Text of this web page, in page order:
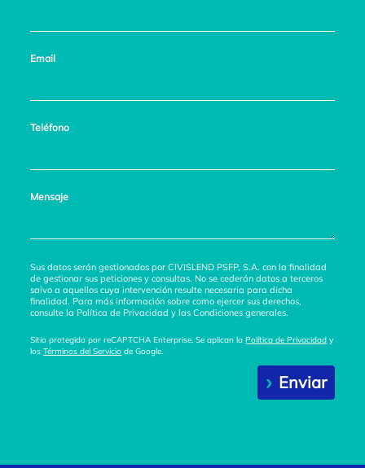
Email
Teléfono
Mensaje
Sus datos serán gestionados por CIVISLEND PSFP, S.A. con la finalidad
de gestionar sus peticiones y consultas. No se cederán datos a terceros
salvo a aquellos cuya intervención resulte necesaria para dicha
finalidad. Para más información sobre como ejercer sus derechos,
consulte la Política de Privacidad y las Condiciones generales.
Sitio protegido por reCAPTCHA Enterprise. Se aplican laPolítica de Privacidad y
losTérminos del Servicio de Google.
Enviar